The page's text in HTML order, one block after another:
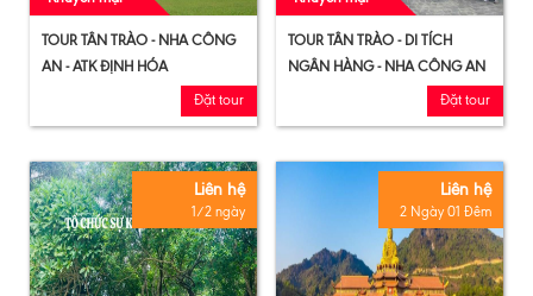
TOUR TÂN TRÀO - NHA CÔNG
AN - ATK ĐỊNH HÓA
Đặt tour
TOUR TÂN TRÀO - DI TÍCH
NGÂN HÀNG - NHA CÔNG AN
Đặt tour
Liên hệ
1/2 ngày
Liên hệ
2 Ngày 01 Đêm